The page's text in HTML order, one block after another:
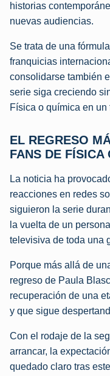
historias
nuevas audiencias.
Se trata de una
franquicias
consolidarse también
serie siga creciendo
Física o química en
EL REGRESO
FANS DE FÍSICA
La noticia ha
reacciones en redes
siguieron la serie
la vuelta de un
televisiva de toda una
Porque más allá de
regreso de Paula
recuperación de una
y que sigue
Con el rodaje de la
arrancar, la
quedado claro tras